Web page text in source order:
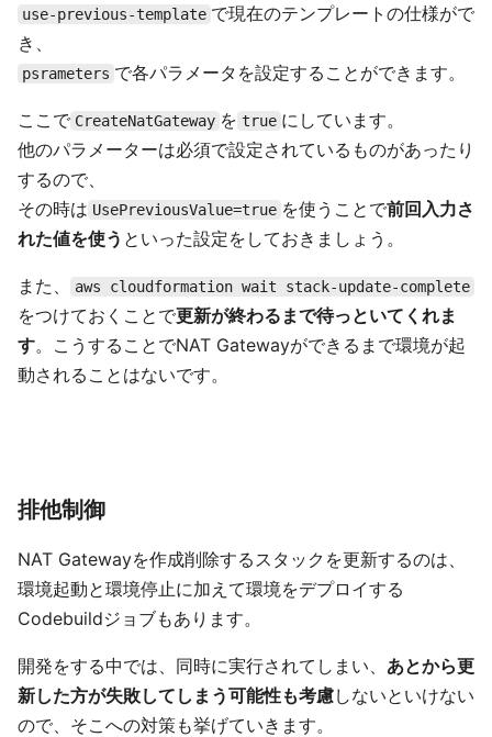
use-previous-template で現在のテンプレートの仕様がで
き、
psrameters で各パラメータを設定することができます。
ここで CreateNatGateway を true にしています。
他のパラメーターは必須で設定されているものがあったり
するので、
その時は UsePreviousValue=true を使うことで前回入力さ
れた値を使う といった設定をしておきましょう。
また、 aws cloudformation wait stack-update-complete
をつけておくことで更新が終わるまで待っといてくれま
す。こうすることでNAT Gatewayができるまで環境が起
動されることはないです。
排他制御
NAT Gatewayを作成削除するスタックを更新するのは、
環境起動と環境停止に加えて環境をデプロイする
Codebuildジョブもあります。
開発をする中では、同時に実行されてしまい、 あとから更
新した方が失敗してしまう可能性も考慮しないといけない
ので、そこへの対策も挙げていきます。